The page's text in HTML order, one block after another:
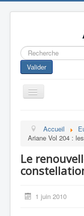
Rechercher
Valider
Toggle
Navigation
Aviation
Aviation Militaire
Drones
Accueil
Ariane Vol 204 :
Le
1 juin 2010